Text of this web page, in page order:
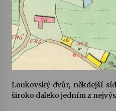
Loukovský dvůr, někdejší
široko daleko jedním z